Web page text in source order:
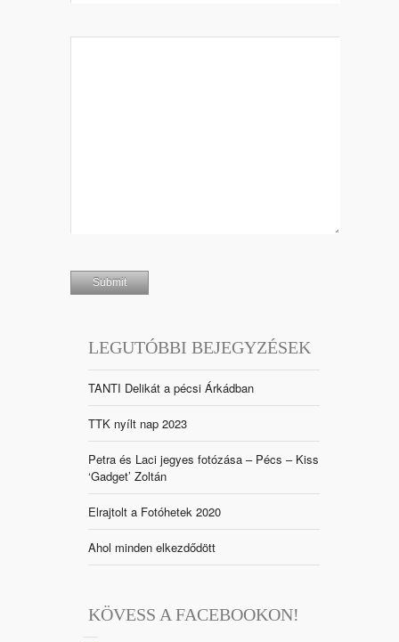
LEGUTÓBBI BEJEGYZÉSEK
TANTI Delikát a pécsi Árkádban
TTK nyílt nap 2023
Petra és Laci jegyes fotózása – Pécs – Kiss
‘Gadget’ Zoltán
Elrajtolt a Fotóhetek 2020
Ahol minden elkezdődött
KÖVESS A FACEBOOKON!